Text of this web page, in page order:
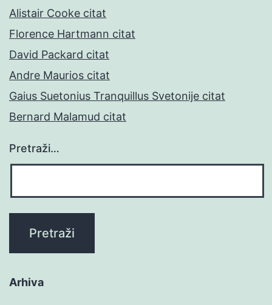
Alistair Cooke citat
Florence Hartmann citat
David Packard citat
Andre Maurios citat
Gaius Suetonius Tranquillus Svetonije citat
Bernard Malamud citat
Pretraži…
Arhiva